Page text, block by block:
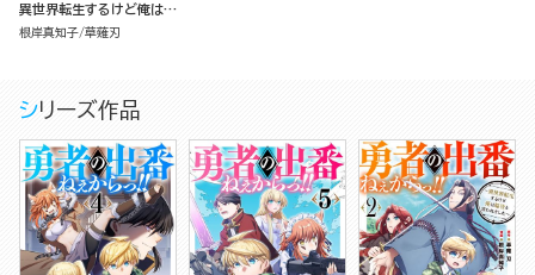
異世界転生するけど俺は脇
役と言われました～ コミッ
根岸真知子 草薙刃
シリーズ作品